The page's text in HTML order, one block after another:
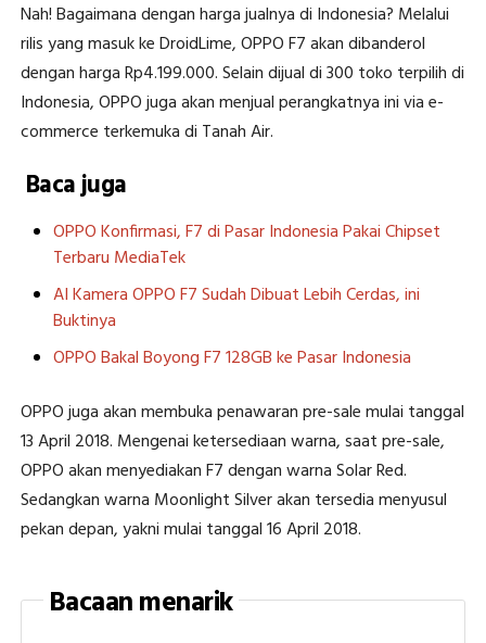
Nah! Bagaimana dengan harga jualnya di Indonesia? Melalui
rilis yang masuk ke DroidLime, OPPO F7 akan dibanderol
dengan harga Rp4.199.000. Selain dijual di 300 toko terpilih di
Indonesia, OPPO juga akan menjual perangkatnya ini via e-
commerce terkemuka di Tanah Air.
Baca juga
OPPO Konfirmasi, F7 di Pasar Indonesia Pakai Chipset
Terbaru MediaTek
AI Kamera OPPO F7 Sudah Dibuat Lebih Cerdas, ini
Buktinya
OPPO Bakal Boyong F7 128GB ke Pasar Indonesia
OPPO juga akan membuka penawaran pre-sale mulai tanggal
13 April 2018. Mengenai ketersediaan warna, saat pre-sale,
OPPO akan menyediakan F7 dengan warna Solar Red.
Sedangkan warna Moonlight Silver akan tersedia menyusul
pekan depan, yakni mulai tanggal 16 April 2018.
Bacaan menarik